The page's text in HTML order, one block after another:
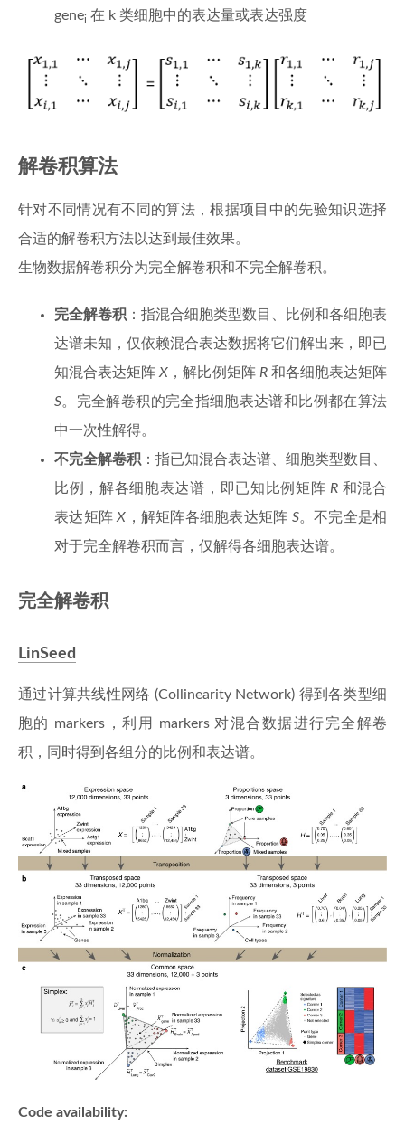
genei 在 k 类细胞中的表达量或表达强度
解卷积算法
针对不同情况有不同的算法，根据项目中的先验知识选择
合适的解卷积方法以达到最佳效果。
生物数据解卷积分为完全解卷积和不完全解卷积。
完全解卷积 ：指混合细胞类型数目、比例和各细胞表
达谱未知，仅依赖混合表达数据将它们解出来，即已
知混合表达矩阵X ，解比例矩阵 R和各细胞表达矩阵
S。完全解卷积的完全指细胞表达谱和比例都在算法
中一次性解得。
不完全解卷积 ：指已知混合表达谱、细胞类型数目、
比例，解各细胞表达谱，即已知比例矩阵 R和混合
表达矩阵X ，解矩阵各细胞表达矩阵 S。不完全是相
对于完全解卷积而言，仅解得各细胞表达谱。
完全解卷积
LinSeed
通过计算共线性网络 (Collinearity Network) 得到各类型细
胞的 markers，利用 markers 对混合数据进行完全解卷
积，同时得到各组分的比例和表达谱。
Code availability: